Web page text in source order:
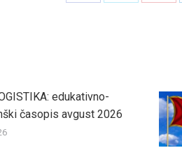
edukativno-
časopis avgust 2026